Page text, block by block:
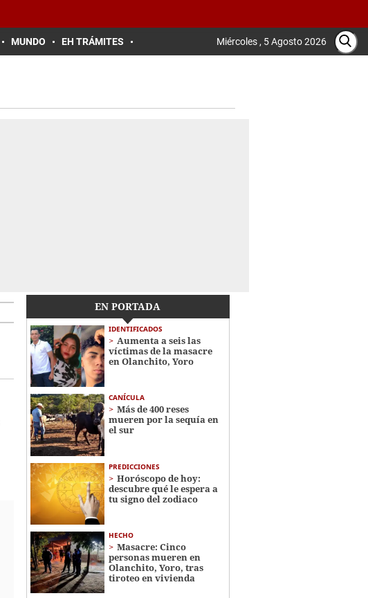
MUNDO EH TRÁMITES Miércoles , 5 Agosto 2026
EN PORTADA
IDENTIFICADOS
Aumenta a seis las
víctimas de la masacre
en Olanchito, Yoro
CANÍCULA
Más de 400 reses
mueren por la sequía en
el sur
PREDICCIONES
Horóscopo de hoy:
descubre qué le espera a
tu signo del zodiaco
HECHO
Masacre: Cinco
personas mueren en
Olanchito, Yoro, tras
tiroteo en vivienda